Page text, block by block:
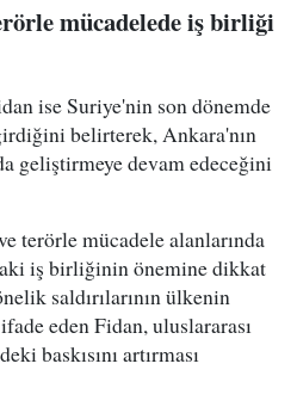
mücadelede iş birliği
ise Suriye'nin son dönemde
belirterek, Ankara'nın
geliştirmeye devam edeceğini
terörle mücadele alanlarında
iş birliğinin önemine dikkat
saldırılarının ülkenin
eden Fidan, uluslararası
baskısını artırması